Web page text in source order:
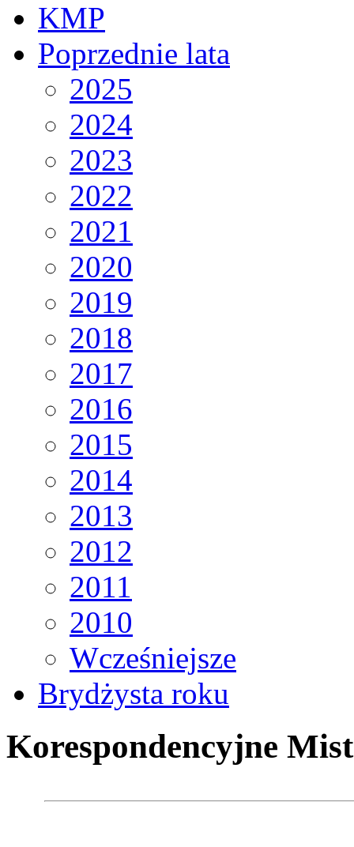
KMP
Poprzednie lata
2025
2024
2023
2022
2021
2020
2019
2018
2017
2016
2015
2014
2013
2012
2011
2010
Wcześniejsze
Brydżysta roku
Korespondencyjne